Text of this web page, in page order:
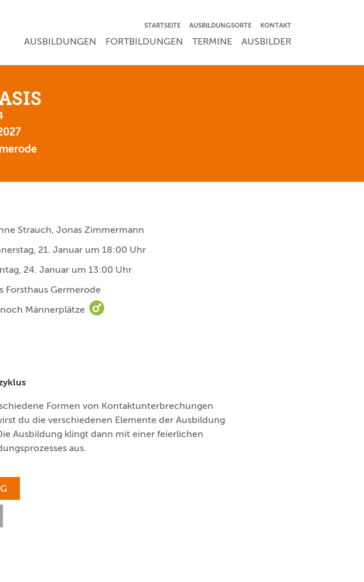
STARTSEITE AUSBILDUNGSORTE KONTAKT
NAVIGATION ÜBERSPRINGEN
AUSBILDUNGEN FORTBILDUNGEN TERMINE AUSBILDER
Strauch, Jonas Zimmermann
21. Januar um 18:00 Uhr
24. Januar um 13:00 Uhr
Forsthaus Germerode
Männerplätze nur noch Männerplätze
Formen von Kontaktunterbrechungen
du die verschiedenen Elemente der Ausbildung
Ausbildung klingt dann mit einer feierlichen
aus.